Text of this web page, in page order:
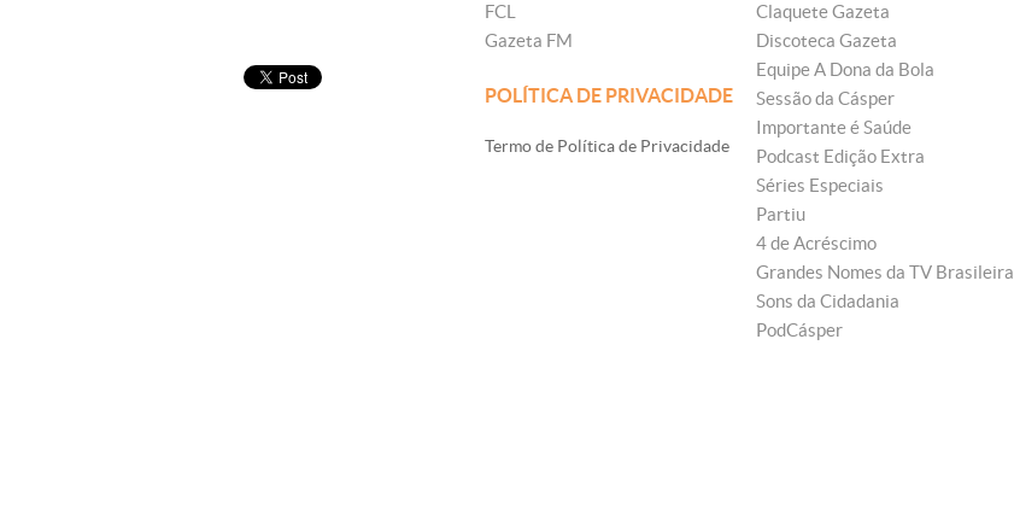
FCL
Gazeta FM
POLÍTICA DE PRIVACIDADE
Termo de Política de Privacidade
Claquete Gazeta
Discoteca Gazeta
Equipe A Dona da Bola
Sessão da Cásper
Importante é Saúde
Podcast Edição Extra
Séries Especiais
Partiu
4 de Acréscimo
Grandes Nomes da TV Brasileira
Sons da Cidadania
PodCásper